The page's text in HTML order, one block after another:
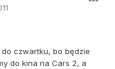
czwartku, bo będzie
do kina na Cars 2, a